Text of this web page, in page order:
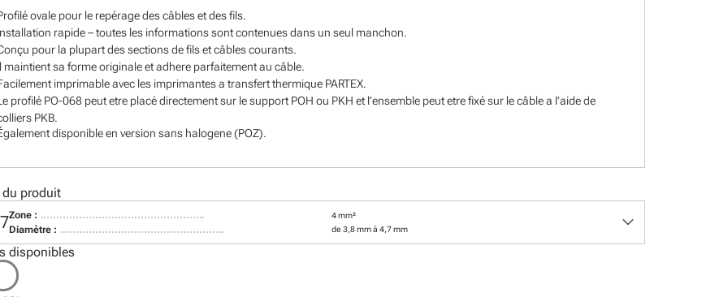
ovale pour le repérage des câbles et des fils.
rapide – toutes les informations sont contenues dans un seul manchon.
pour la plupart des sections de fils et câbles courants.
maintient sa forme originale et adhere parfaitement au câble.
imprimable avec les imprimantes a transfert thermique PARTEX.
profilé PO-068 peut etre placé directement sur le support POH ou PKH et l’ensemble peut etre fixé sur le câble a l’aide de
PKB.
disponible en version sans halogene (POZ).
produit
Zone : 4 mm²
Diamètre : de 3,8 mm à 4,7 mm keyboard_arrow_down
disponibles